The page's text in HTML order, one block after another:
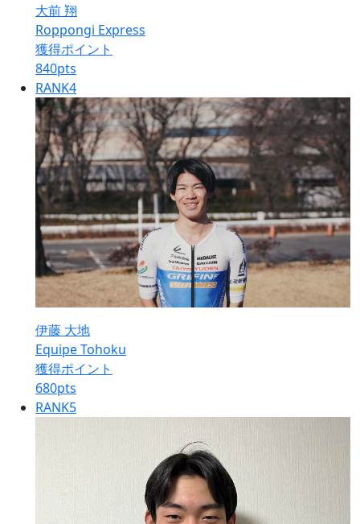
大前 翔
Roppongi Express
獲得ポイント
840pts
RANK4
伊藤 大地
Equipe Tohoku
獲得ポイント
680pts
RANK5